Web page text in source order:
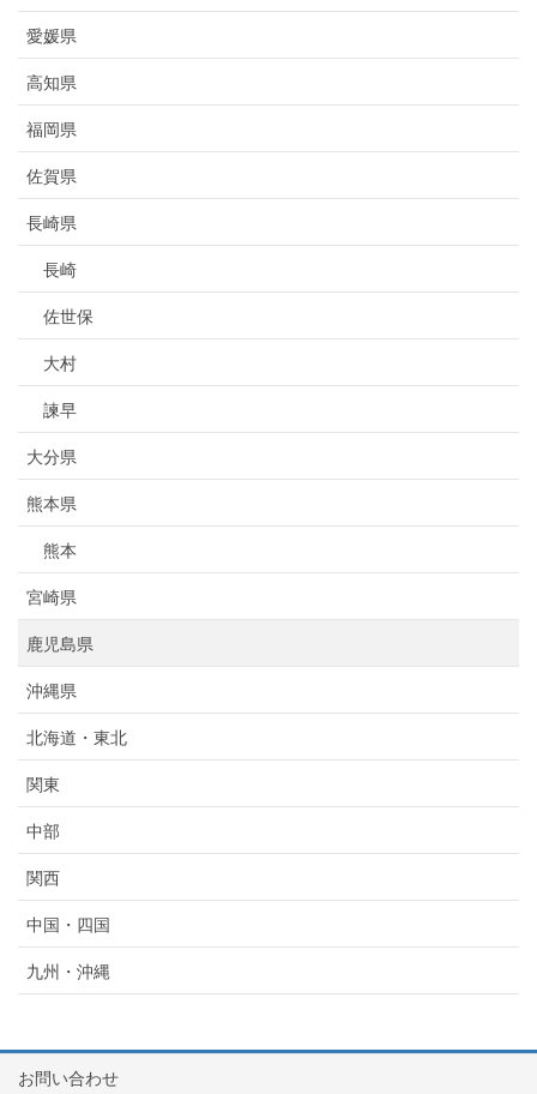
愛媛県
高知県
福岡県
佐賀県
長崎県
長崎
佐世保
大村
諫早
大分県
熊本県
熊本
宮崎県
鹿児島県
沖縄県
北海道・東北
関東
中部
関西
中国・四国
九州・沖縄
お問い合わせ